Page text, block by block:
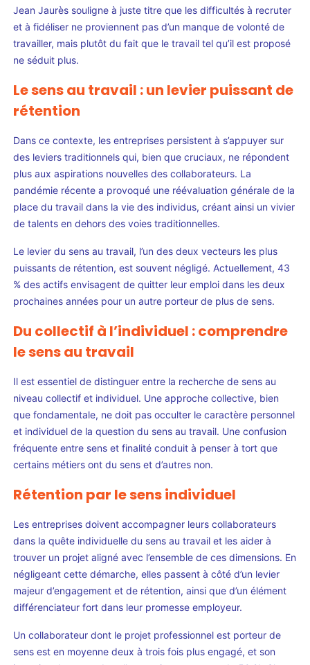
Jean Jaurès souligne à juste titre que les difficultés à recruter
et à fidéliser ne proviennent pas d’un manque de volonté de
travailler, mais plutôt du fait que le travail tel qu’il est proposé
ne séduit plus.
Le sens au travail : un levier puissant de
rétention
Dans ce contexte, les entreprises persistent à s’appuyer sur
des leviers traditionnels qui, bien que cruciaux, ne répondent
plus aux aspirations nouvelles des collaborateurs. La
pandémie récente a provoqué une réévaluation générale de la
place du travail dans la vie des individus, créant ainsi un vivier
de talents en dehors des voies traditionnelles.
Le levier du sens au travail, l’un des deux vecteurs les plus
puissants de rétention, est souvent négligé. Actuellement, 43
% des actifs envisagent de quitter leur emploi dans les deux
prochaines années pour un autre porteur de plus de sens.
Du collectif à l’individuel : comprendre
le sens au travail
Il est essentiel de distinguer entre la recherche de sens au
niveau collectif et individuel. Une approche collective, bien
que fondamentale, ne doit pas occulter le caractère personnel
et individuel de la question du sens au travail. Une confusion
fréquente entre sens et finalité conduit à penser à tort que
certains métiers ont du sens et d’autres non.
Rétention par le sens individuel
Les entreprises doivent accompagner leurs collaborateurs
dans la quête individuelle du sens au travail et les aider à
trouver un projet aligné avec l’ensemble de ces dimensions. En
négligeant cette démarche, elles passent à côté d’un levier
majeur d’engagement et de rétention, ainsi que d’un élément
différenciateur fort dans leur promesse employeur.
Un collaborateur dont le projet professionnel est porteur de
sens est en moyenne deux à trois fois plus engagé, et son